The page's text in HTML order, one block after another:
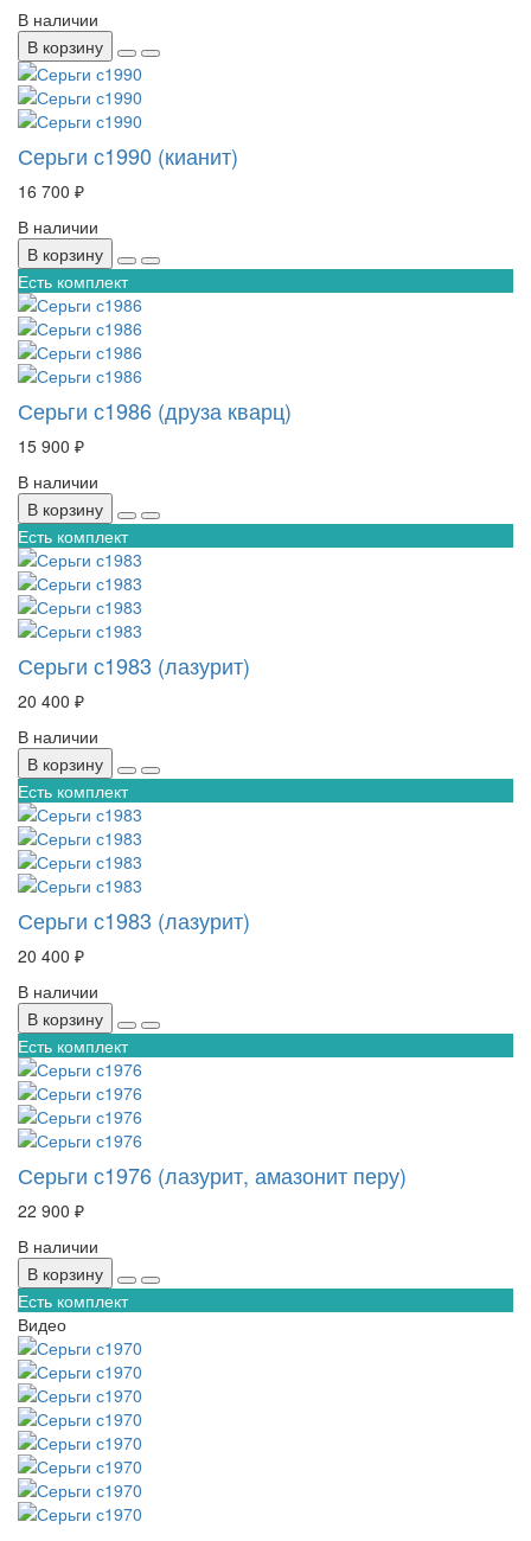
В наличии
В корзину
Серьги с1990 (кианит)
16 700 ₽
В наличии
В корзину
Есть комплект
Серьги с1986 (друза кварц)
15 900 ₽
В наличии
В корзину
Есть комплект
Серьги с1983 (лазурит)
20 400 ₽
В наличии
В корзину
Есть комплект
Серьги с1983 (лазурит)
20 400 ₽
В наличии
В корзину
Есть комплект
Серьги с1976 (лазурит, амазонит перу)
22 900 ₽
В наличии
В корзину
Есть комплект
Видео